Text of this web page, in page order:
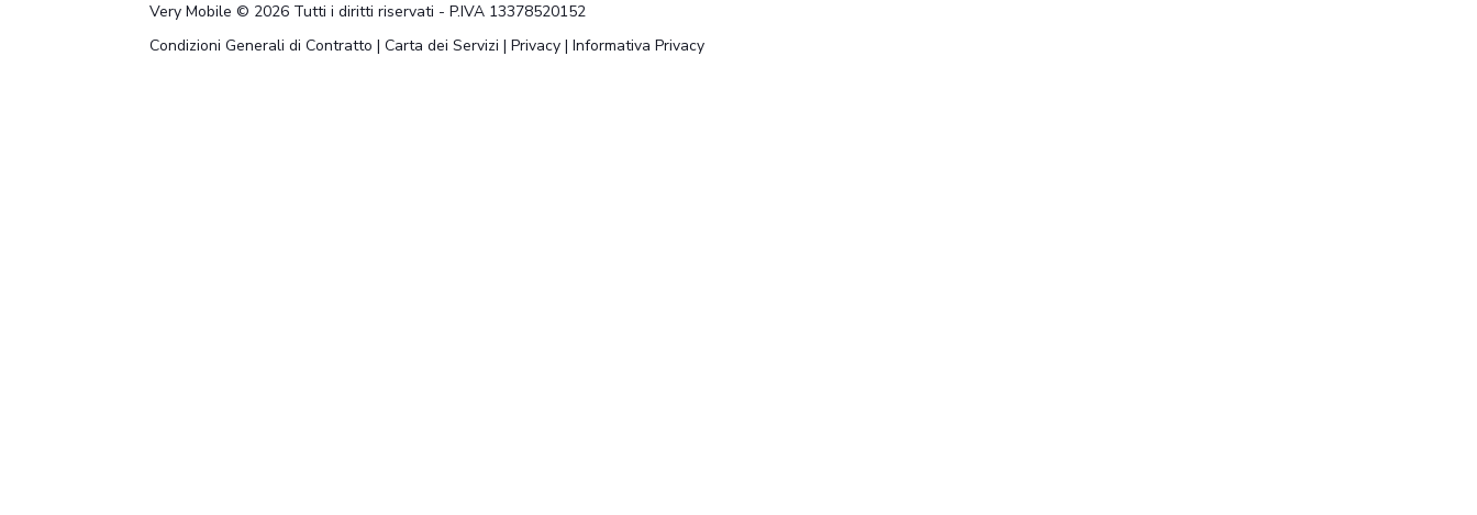
Very Mobile © 2026 Tutti i diritti riservati - P.IVA 13378520152
Condizioni Generali di Contratto | Carta dei Servizi | Privacy | Informativa Privacy